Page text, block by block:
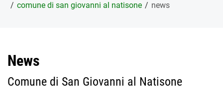
comune di san giovanni al natisone
news
News
Comune di San Giovanni al Natisone